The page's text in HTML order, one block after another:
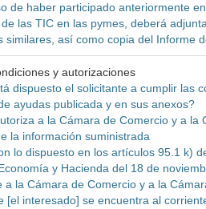
de haber participado anteriormente
las TIC en las pymes, deberá
similares, así como copia del Informe
y autorizaciones
dispuesto el solicitante a cumplir las
ayudas publicada y en sus anexos?
a la Cámara de Comercio y a
la información suministrada
lo dispuesto en los artículos 95.1 k)
y Hacienda del 18 de
a la Cámara de Comercio y a la
[el interesado] se encuentra al